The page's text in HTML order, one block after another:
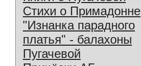
Стихи о Примадонне
"Изнанка парадного
платья" - балахоны
Пугачевой